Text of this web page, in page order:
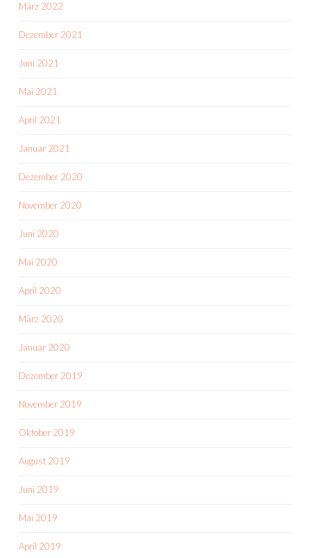
März 2022
Dezember 2021
Juni 2021
Mai 2021
April 2021
Januar 2021
Dezember 2020
November 2020
Juni 2020
Mai 2020
April 2020
März 2020
Januar 2020
Dezember 2019
November 2019
Oktober 2019
August 2019
Juni 2019
Mai 2019
April 2019